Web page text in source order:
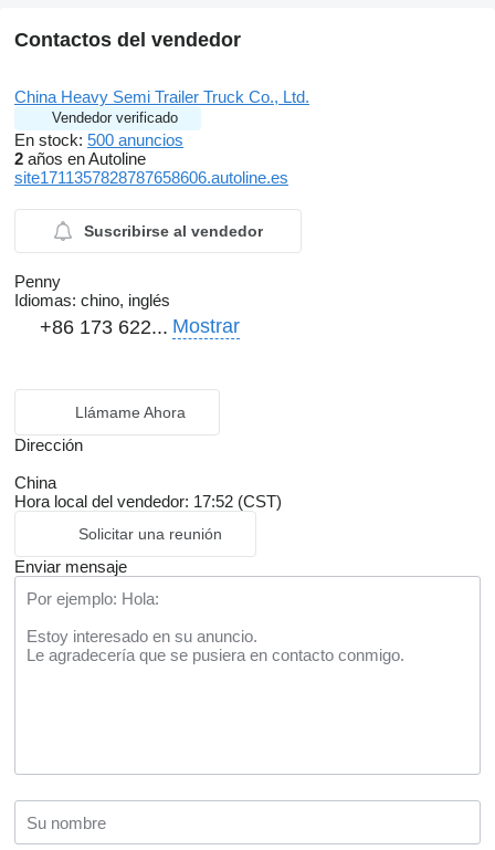
Contactos del vendedor
China Heavy Semi Trailer Truck Co., Ltd.
Vendedor verificado
En stock: 500 anuncios
2 años en Autoline
site1711357828787658606.autoline.es
Suscribirse al vendedor
Penny
Idiomas: chino, inglés
+86 173 622... Mostrar
Llámame Ahora
Dirección
China
Hora local del vendedor: 17:52 (CST)
Solicitar una reunión
Enviar mensaje